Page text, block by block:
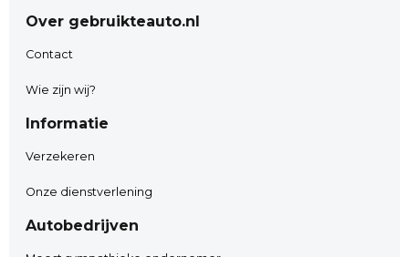
Over gebruikteauto.nl
Contact
Wie zijn wij?
Informatie
Verzekeren
Onze dienstverlening
Autobedrijven